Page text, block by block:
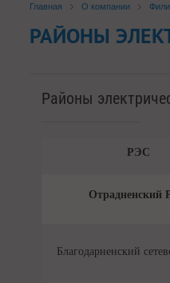
Главная О компании
РАЙОНЫ
Районы
РЭС
Отрадненский
Благодарненский